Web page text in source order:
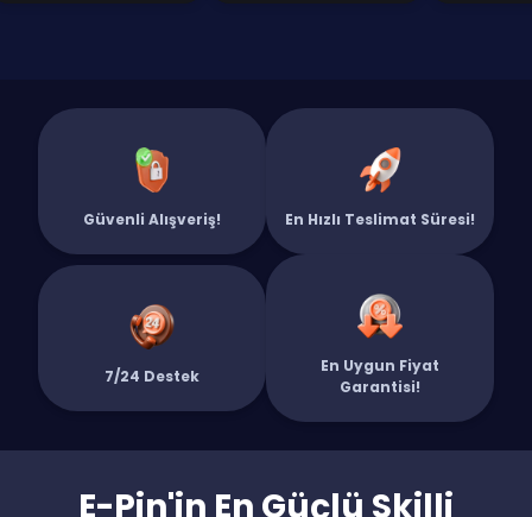
Güvenli Alışveriş! En Hızlı Teslimat Süresi!
7/24 Destek
En Uygun Fiyat
Garantisi!
E-Pin'in En Güçlü Skilli